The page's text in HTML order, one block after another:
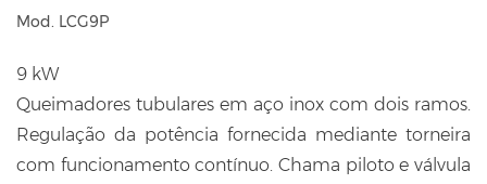
Mod. LCG9P
9 kW
Queimadores tubulares em aço inox com dois ramos.
Regulação da potência fornecida mediante torneira
com funcionamento contínuo. Chama piloto e válvula